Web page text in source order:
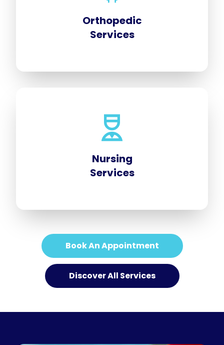
Orthopedic
Services
Nursing
Services
Book An Appointment
Discover All Services